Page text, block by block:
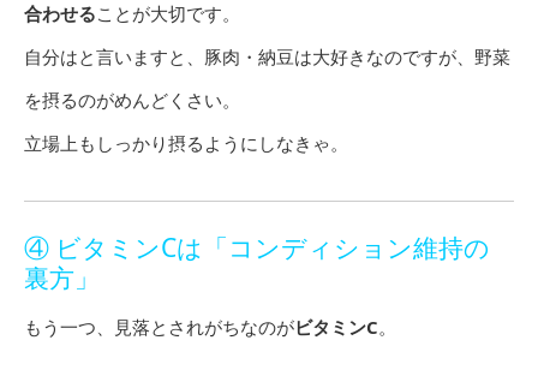
合わせることが大切です。
自分はと言いますと、豚肉・納豆は大好きなのですが、野菜
を摂るのがめんどくさい。
立場上もしっかり摂るようにしなきゃ。
④ ビタミンCは「コンディション維持の
裏方」
もう一つ、見落とされがちなのがビタミンC。